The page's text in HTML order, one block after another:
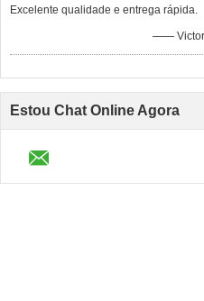
Excelente qualidade e entrega rápida.
——
Estou Chat Online Agora